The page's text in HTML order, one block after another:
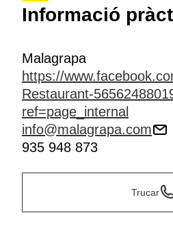
Informació
Malagrapa
https://
Restaurant-
ref=page_internal
info@malagrapa.com
935 948 873
Trucar